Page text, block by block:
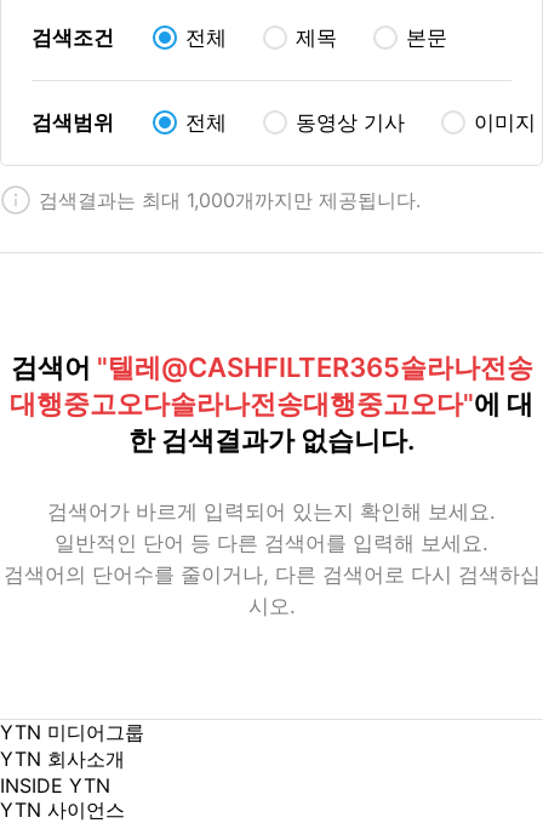
검색조건 전체 제목 본문
검색범위 전체 동영상 기사 이미지
검색결과는 최대 1,000개까지만 제공됩니다.
검색어 "텔레@CASHFILTER365솔라나전송
대행중고오다솔라나전송대행중고오다"에 대
한 검색결과가 없습니다.
검색어가 바르게 입력되어 있는지 확인해 보세요.
일반적인 단어 등 다른 검색어를 입력해 보세요.
검색어의 단어수를 줄이거나, 다른 검색어로 다시 검색하십
시오.
YTN 미디어그룹
YTN 회사소개
INSIDE YTN
YTN 사이언스